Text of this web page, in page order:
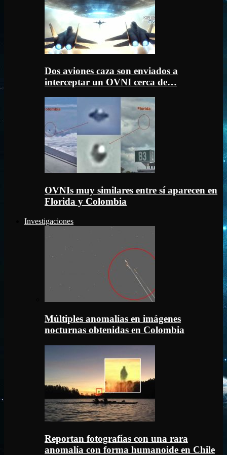
Dos aviones caza son enviados a
interceptar un OVNI cerca de…
OVNIs muy similares entre sí aparecen en
Florida y Colombia
Investigaciones
Múltiples anomalías en imágenes
nocturnas obtenidas en Colombia
Reportan fotografías con una rara
anomalía con forma humanoide en Chile